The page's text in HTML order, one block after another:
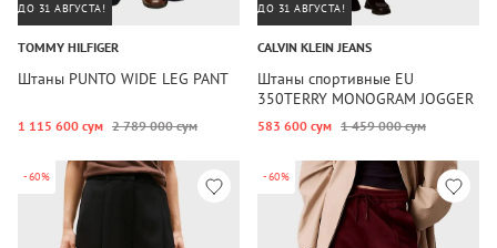
ДО 31 АВГУСТА!
TOMMY HILFIGER
Штаны PUNTO WIDE LEG PANT
1 115 600 сум 2 789 000 сум
ДО 31 АВГУСТА!
CALVIN KLEIN JEANS
Штаны спортивные EU
350TERRY MONOGRAM JOGGER
583 600 сум 1 459 000 сум
-60% -60%